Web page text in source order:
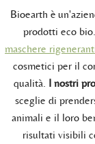
Bioearth è
prodotti eco
maschere
cosmetici per il
qualità. I nostri
sceglie di
animali e il loro
risultati visibili